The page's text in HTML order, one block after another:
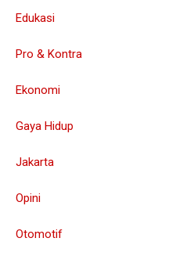
Edukasi
Pro & Kontra
Ekonomi
Gaya Hidup
Jakarta
Opini
Otomotif